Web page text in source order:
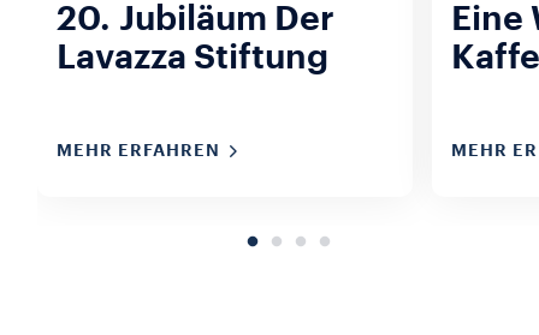
20. Jubiläum Der
Lavazza Stiftung
MEHR ERFAHREN
Eine
MEHR